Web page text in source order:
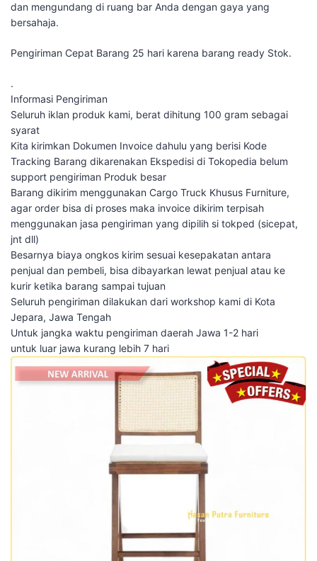
dan mengundang di ruang bar Anda dengan gaya yang
bersahaja.
Pengiriman Cepat Barang 25 hari karena barang ready Stok.
.
Informasi Pengiriman
Seluruh iklan produk kami, berat dihitung 100 gram sebagai
syarat
Kita kirimkan Dokumen Invoice dahulu yang berisi Kode
Tracking Barang dikarenakan Ekspedisi di Tokopedia belum
support pengiriman Produk besar
Barang dikirim menggunakan Cargo Truck Khusus Furniture,
agar order bisa di proses maka invoice dikirim terpisah
menggunakan jasa pengiriman yang dipilih si tokped (sicepat,
jnt dll)
Besarnya biaya ongkos kirim sesuai kesepakatan antara
penjual dan pembeli, bisa dibayarkan lewat penjual atau ke
kurir ketika barang sampai tujuan
Seluruh pengiriman dilakukan dari workshop kami di Kota
Jepara, Jawa Tengah
Untuk jangka waktu pengiriman daerah Jawa 1-2 hari
untuk luar jawa kurang lebih 7 hari